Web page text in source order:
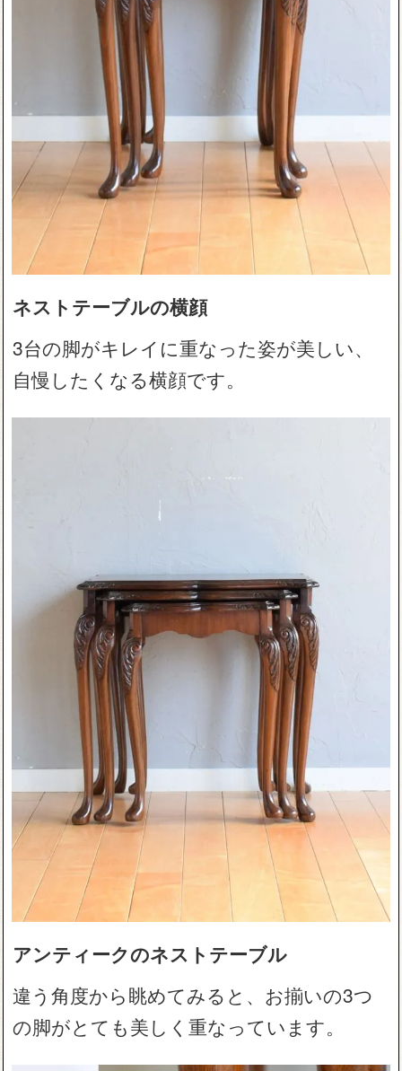
ネストテーブルの横顔
3台の脚がキレイに重なった姿が美しい、
自慢したくなる横顔です。
アンティークのネストテーブル
違う角度から眺めてみると、お揃いの3つ
の脚がとても美しく重なっています。